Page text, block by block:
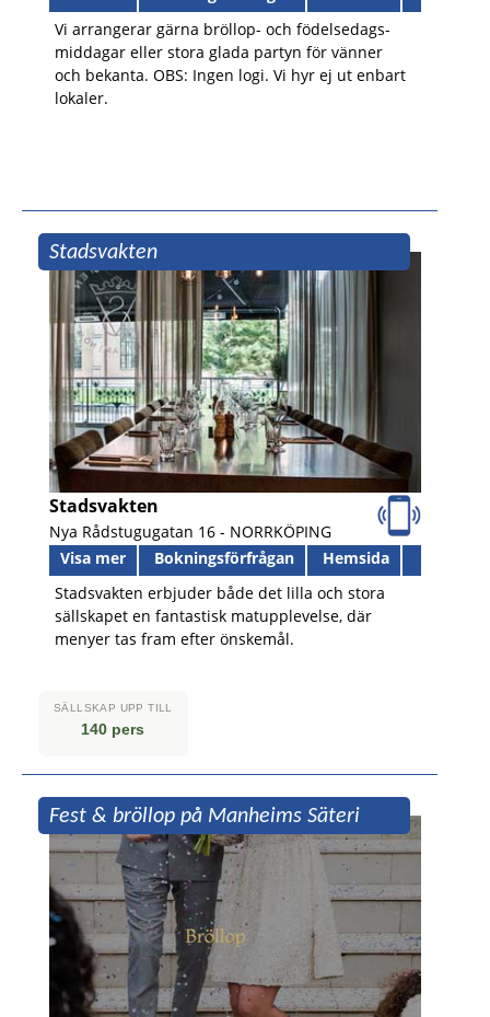
Vi arrangerar gärna bröllop- och födelsedags-
middagar eller stora glada partyn för vänner
och bekanta. OBS: Ingen logi. Vi hyr ej ut enbart
lokaler.
Stadsvakten
Stadsvakten
Nya Rådstugugatan 16 - NORRKÖPING
Visa mer
Bokningsförfrågan
Hemsida
Stadsvakten erbjuder både det lilla och stora
sällskapet en fantastisk matupplevelse, där
menyer tas fram efter önskemål.
SÄLLSKAP UPP TILL
140 pers
Fest & bröllop på Manheims Säteri